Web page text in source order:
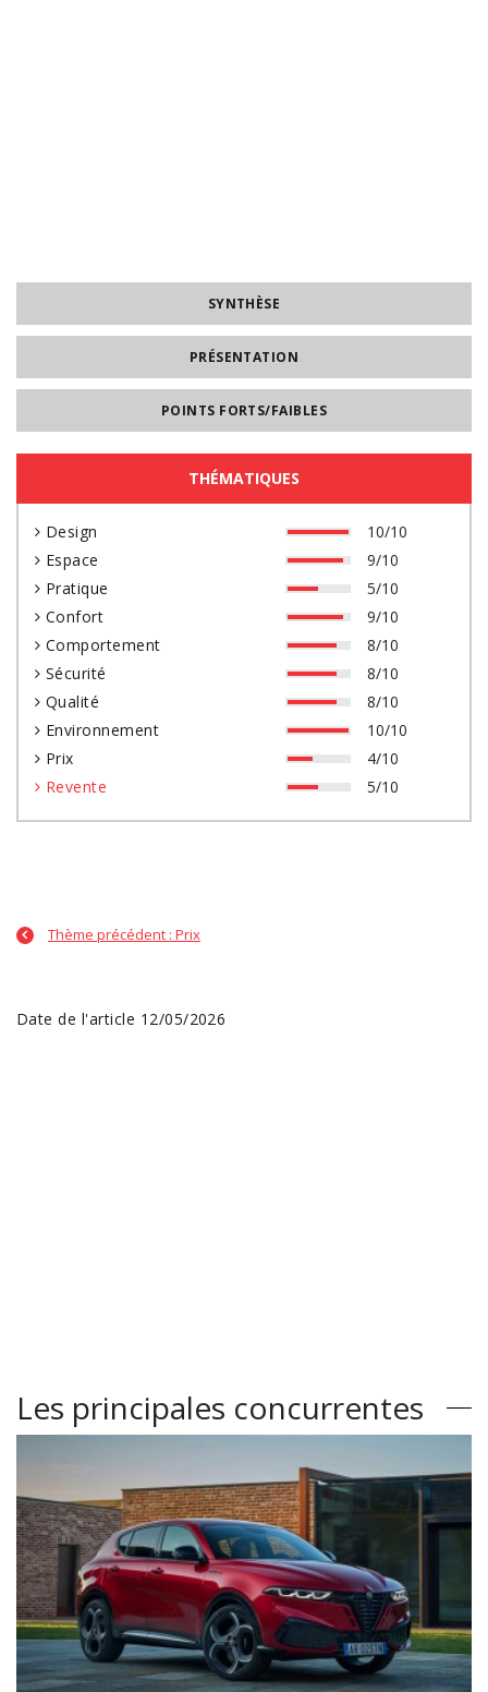
SYNTHÈSE
PRÉSENTATION
POINTS FORTS/FAIBLES
THÉMATIQUES
Design
10/10
Espace
9/10
Pratique
5/10
Confort
9/10
Comportement
8/10
Sécurité
8/10
Qualité
8/10
Environnement
10/10
Prix
4/10
Revente
5/10
Thème précédent : Prix
Date de l'article 12/05/2026
Les principales concurrentes